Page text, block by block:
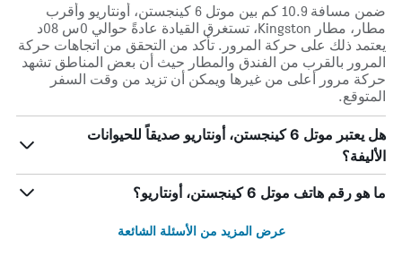
ضمن مسافة 10.9 كم بين موتل 6 كينجستن، أونتاريو وأقرب
مطار، مطار Kingston، تستغرق القيادة عادةً حوالي 0س 08د
يعتمد ذلك على حركة المرور. تأكد من التحقق من اتجاهات حركة
المرور بالقرب من الفندق والمطار حيث أن بعض المناطق تشهد
حركة مرور أعلى من غيرها ويمكن أن تزيد من وقت السفر
المتوقع.
هل يعتبر موتل 6 كينجستن، أونتاريو صديقاً للحيوانات
الأليفة؟
ما هو رقم هاتف موتل 6 كينجستن، أونتاريو؟
عرض المزيد من الأسئلة الشائعة